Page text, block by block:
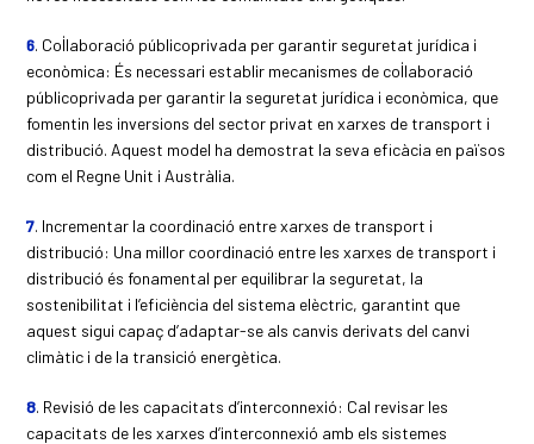
6. Col·laboració públicoprivada per garantir seguretat jurídica i
econòmica: És necessari establir mecanismes de col·laboració
públicoprivada per garantir la seguretat jurídica i econòmica, que
fomentin les inversions del sector privat en xarxes de transport i
distribució. Aquest model ha demostrat la seva eficàcia en països
com el Regne Unit i Austràlia.
7. Incrementar la coordinació entre xarxes de transport i
distribució: Una millor coordinació entre les xarxes de transport i
distribució és fonamental per equilibrar la seguretat, la
sostenibilitat i l’eficiència del sistema elèctric, garantint que
aquest sigui capaç d’adaptar-se als canvis derivats del canvi
climàtic i de la transició energètica.
8. Revisió de les capacitats d’interconnexió: Cal revisar les
capacitats de les xarxes d’interconnexió amb els sistemes